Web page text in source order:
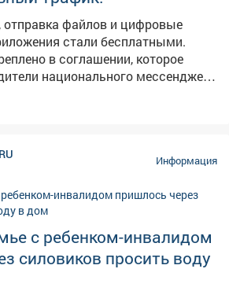
году откроем такое же
отправка файлов и цифровые
стали бесплатными.
в соглашении, которое
национального мессенджера
связи.
Информация
с ребенком-инвалидом
силовиков просить воду